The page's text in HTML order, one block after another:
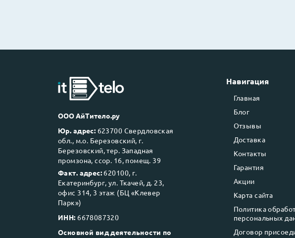
ООО АйТитело.ру
Юр. адрес: 623700 Свердловская
обл., м.о. Березовский, г.
Березовский, тер. Западная
промзона, ссор. 16, помещ. 39
Факт. адрес: 620100, г.
Екатеринбург, ул. Ткачей, д. 23,
офис 314, 3 этаж (БЦ «Клевер
Парк»)
ИНН: 6678087320
Основной вид деятельности по
Навигация
Главная
Блог
Отзывы
Доставка
Контакты
Гарантия
Акции
Карта сайта
Политика
персональных
Договор